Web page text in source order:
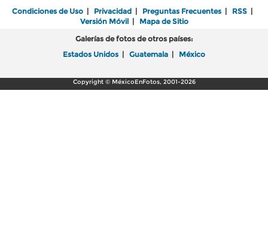
Condiciones de Uso | Privacidad | Preguntas Frecuentes | RSS |
Versión Móvil| Mapa de Sitio
Galerías de fotos de otros países:
Estados Unidos | Guatemala | México
Copyright © MéxicoEnFotos, 2001-2026